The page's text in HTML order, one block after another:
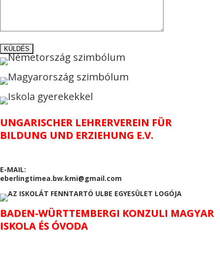
UNGARISCHER LEHRERVEREIN FÜR
BILDUNG UND ERZIEHUNG E.V.
E-MAIL:
eberlingtimea.bw.kmi@gmail.com
BADEN-WÜRTTEMBERGI KONZULI MAGYAR
ISKOLA ÉS ÓVODA